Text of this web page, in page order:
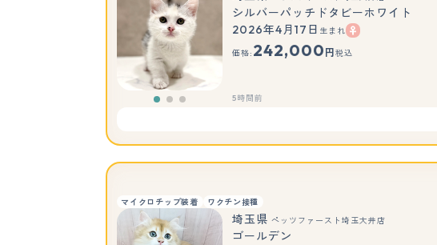
もっと見る
シルバーパッチドタビーホワイト
2026年4月17日 生まれ
価格: 242,000 円 税込
5時間前
マイクロチップ装着 ワクチン接種
埼玉県 ペッツファースト埼玉大井店
ゴールデン